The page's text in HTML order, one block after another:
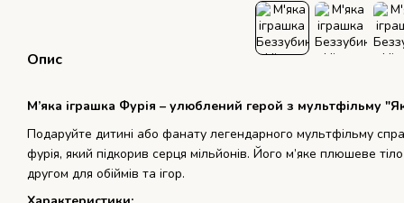
Опис
М’яка іграшка Фурія – улюблений герой з мультфільму
Подаруйте дитині або фанату легендарного мультфільму
фурія, який підкорив серця мільйонів. Його м’яке плюшеве
другом для обіймів та ігор.